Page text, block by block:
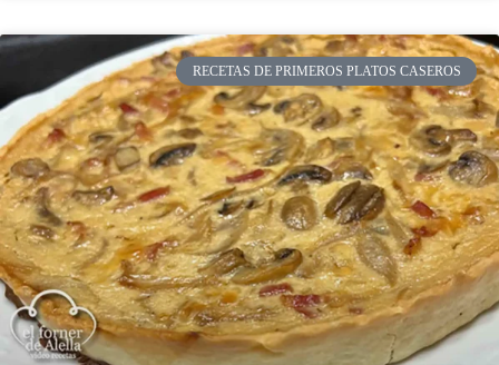
RECETAS DE PRIMEROS PLATOS CASEROS